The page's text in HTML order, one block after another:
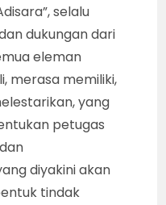
selalu
dukungan dari
eleman
merasa memiliki,
yang
petugas
diyakini akan
tindak